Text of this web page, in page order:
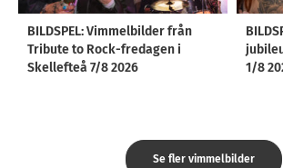
BILDSPEL: Vimmelbilder från
Tribute to Rock-fredagen i
Skellefteå 7/8 2026
1/8
Se fler vimmelbilder